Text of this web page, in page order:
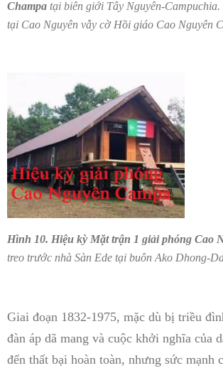
Champa tại biên giới Tây Nguyên-
tại Cao Nguyên vẫy cờ Hồi giáo Cao Nguyên
Hình 10. Hiệu kỳ Mặt trận 1 giải phóng Cao
treo trước nhà Sàn Ede tại buôn Ako Dhong-
Giai đoạn 1832-1975, mặc dù bị triều
đàn áp dã mang và cuộc khởi nghĩa của
đến thất bại hoàn toàn, nhưng sức mạnh